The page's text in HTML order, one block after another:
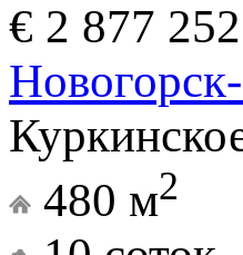
€ 2 877 252
480 м2